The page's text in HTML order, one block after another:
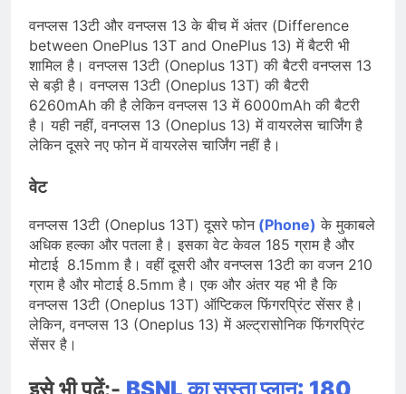
वनप्लस 13टी और वनप्लस 13 के बीच में अंतर (Difference
between OnePlus 13T and OnePlus 13) में बैटरी भी
शामिल है। वनप्लस 13टी (Oneplus 13T) की बैटरी वनप्लस 13
से बड़ी है। वनप्लस 13टी (Oneplus 13T) की बैटरी
6260mAh की है लेकिन वनप्लस 13 में 6000mAh की बैटरी
है। यही नहीं, वनप्लस 13 (Oneplus 13) में वायरलेस चार्जिंग है
लेकिन दूसरे नए फोन में वायरलेस चार्जिंग नहीं है।
वेट
वनप्लस 13टी (Oneplus 13T) दूसरे फोन(Phone) के मुकाबले
अधिक हल्का और पतला है। इसका वेट केवल 185 ग्राम है और
मोटाई 8.15mm है। वहीं दूसरी और वनप्लस 13टी का वजन 210
ग्राम है और मोटाई 8.5mm है। एक और अंतर यह भी है कि
वनप्लस 13टी (Oneplus 13T) ऑप्टिकल फिंगरप्रिंट सेंसर है।
लेकिन, वनप्लस 13 (Oneplus 13) में अल्ट्रासोनिक फिंगरप्रिंट
सेंसर है।
इसे भी पढ़ें:- BSNL का सस्ता प्लान: 180